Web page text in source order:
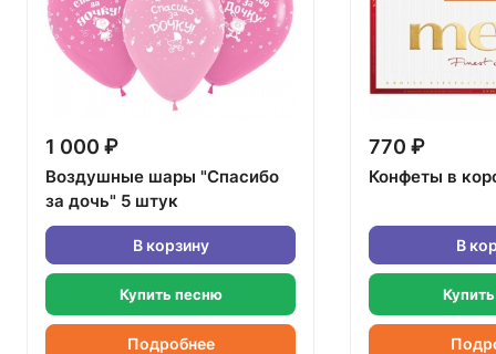
1 000 ₽
Воздушные шары "Спасибо
за дочь" 5 штук
В корзину
Купить песню
Подробнее
770 ₽
Конфеты в
В